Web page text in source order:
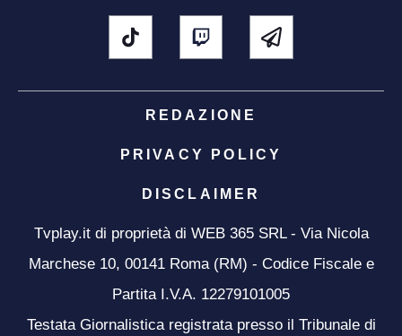
REDAZIONE
PRIVACY POLICY
DISCLAIMER
Tvplay.it di proprietà di WEB 365 SRL - Via Nicola
Marchese 10, 00141 Roma (RM) - Codice Fiscale e
Partita I.V.A. 12279101005
Testata Giornalistica registrata presso il Tribunale di